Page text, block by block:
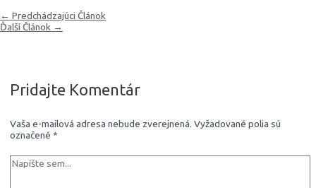
Navigácia
v
← Predchádzajúci Článok
Ďalší Článok →
Pridajte Komentár
Vaša e-mailová adresa nebude zverejnená. Vyžadované polia sú
označené *
Napíšte
sem...